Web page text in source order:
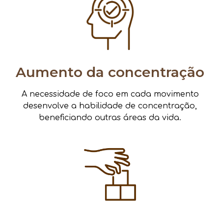
Aumento da concentração
A necessidade de foco em cada movimento
desenvolve a habilidade de concentração,
beneficiando outras áreas da vida.